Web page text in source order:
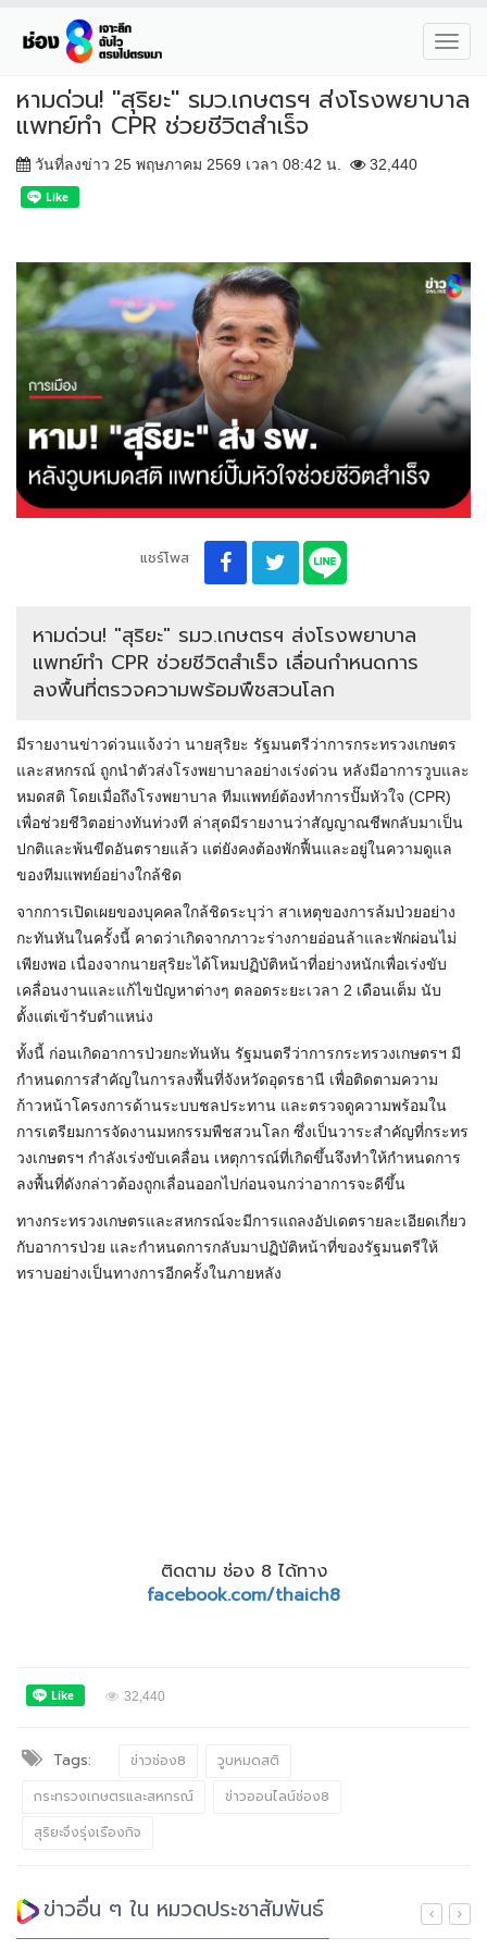
หามด่วน! "สุริยะ" รมว.เกษตรฯ ส่งโรงพยาบาล
แพทย์ทำ CPR ช่วยชีวิตสำเร็จ
วันที่ลงข่าว 25 พฤษภาคม 2569 เวลา 08:42 น. 32,440
แชร์โพส
หามด่วน! "สุริยะ" รมว.เกษตรฯ ส่งโรงพยาบาล
แพทย์ทำ CPR ช่วยชีวิตสำเร็จ เลื่อนกำหนดการ
ลงพื้นที่ตรวจความพร้อมพืชสวนโลก
มีรายงานข่าวด่วนแจ้งว่า นายสุริยะ รัฐมนตรีว่าการกระทรวงเกษตร
และสหกรณ์ ถูกนำตัวส่งโรงพยาบาลอย่างเร่งด่วน หลังมีอาการวูบและ
หมดสติ โดยเมื่อถึงโรงพยาบาล ทีมแพทย์ต้องทำการปั๊มหัวใจ (CPR)
เพื่อช่วยชีวิตอย่างทันท่วงที ล่าสุดมีรายงานว่าสัญญาณชีพกลับมาเป็น
ปกติและพ้นขีดอันตรายแล้ว แต่ยังคงต้องพักฟื้นและอยู่ในความดูแล
ของทีมแพทย์อย่างใกล้ชิด
​จากการเปิดเผยของบุคคลใกล้ชิดระบุว่า สาเหตุของการล้มป่วยอย่าง
กะทันหันในครั้งนี้ คาดว่าเกิดจากภาวะร่างกายอ่อนล้าและพักผ่อนไม่
เพียงพอ เนื่องจากนายสุริยะได้โหมปฏิบัติหน้าที่อย่างหนักเพื่อเร่งขับ
เคลื่อนงานและแก้ไขปัญหาต่างๆ ตลอดระยะเวลา 2 เดือนเต็ม นับ
ตั้งแต่เข้ารับตำแหน่ง
​ทั้งนี้ ก่อนเกิดอาการป่วยกะทันหัน รัฐมนตรีว่าการกระทรวงเกษตรฯ มี
กำหนดการสำคัญในการลงพื้นที่จังหวัดอุดรธานี เพื่อติดตามความ
ก้าวหน้าโครงการด้านระบบชลประทาน และตรวจดูความพร้อมใน
การเตรียมการจัดงานมหกรรมพืชสวนโลก ซึ่งเป็นวาระสำคัญที่กระทร
วงเกษตรฯ กำลังเร่งขับเคลื่อน เหตุการณ์ที่เกิดขึ้นจึงทำให้กำหนดการ
ลงพื้นที่ดังกล่าวต้องถูกเลื่อนออกไปก่อนจนกว่าอาการจะดีขึ้น
ทางกระทรวงเกษตรและสหกรณ์จะมีการแถลงอัปเดตรายละเอียดเกี่ยว
กับอาการป่วย และกำหนดการกลับมาปฏิบัติหน้าที่ของรัฐมนตรีให้
ทราบอย่างเป็นทางการอีกครั้งในภายหลัง
ติดตาม ช่อง 8 ได้ทาง
facebook.com/thaich8
32,440
Tags: ข่าวช่อง8
วูบหมดสติ
กระทรวงเกษตรและสหกรณ์
ข่าวออนไลน์ช่อง8
สุริยะจึงรุ่งเรืองกิจ
ข่าวอื่น ๆ ใน หมวดประชาสัมพันธ์